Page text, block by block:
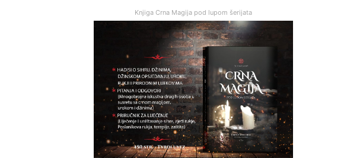
Knjiga Crna Magija pod lupom šerijata